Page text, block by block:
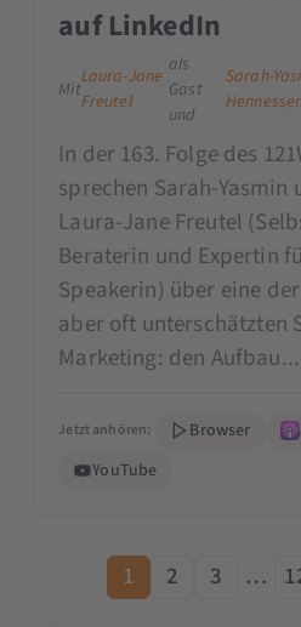
auf LinkedIn
Mit
Laura-Jane
Freutel
als
Gast
und
Sarah-
In der 163. Folge des
sprechen Sarah-
Laura-Jane Freutel
Beraterin und Expertin
Speakerin) über eine
aber oft unterschätzten
Marketing: den Aufbau...
Jetzt anhören: Browser
YouTube
1 2 3 …